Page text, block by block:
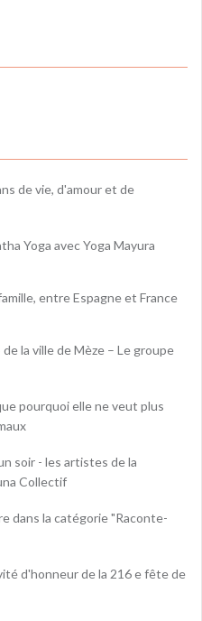
de vie, d'amour et de
Yoga avec Yoga Mayura
entre Espagne et France
la ville de Mèze – Le groupe
pourquoi elle ne veut plus
soir - les artistes de la
Collectif
dans la catégorie "Raconte-
d'honneur de la 216 e fête de